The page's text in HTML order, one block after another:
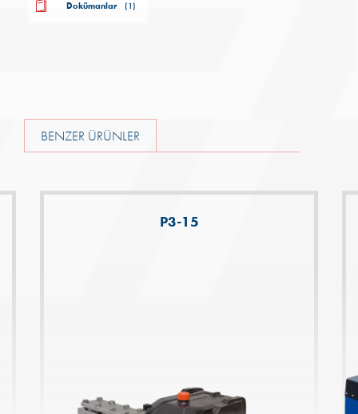
Dokümanlar (1)
P3-15
BENZER ÜRÜNLER